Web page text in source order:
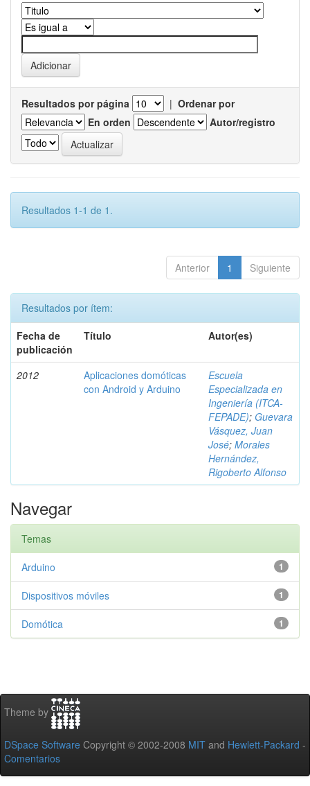
Resultados por página | Ordenar por
En orden
Autor/registro
Resultados 1-1 de 1.
Anterior 1 Siguiente
Resultados por ítem:
Fecha de
publicación
Título Autor(es)
2012
Aplicaciones domóticas
con Android y Arduino
Escuela
Especializada en
Ingeniería (ITCA-
FEPADE); Guevara
Vásquez, Juan
José; Morales
Hernández,
Rigoberto Alfonso
Navegar
Temas
1
Arduino
1
Dispositivos móviles
1
Domótica
Theme by
DSpace Software Copyright © 2002-2008 MIT and Hewlett-Packard -
Comentarios